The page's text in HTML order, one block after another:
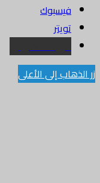
فيسبوك
تويتر
البريد الالكتروني
زر الذهاب إلى الأعلى